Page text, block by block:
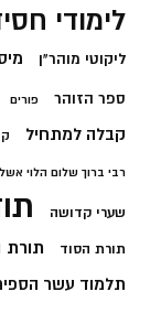
לימודי
ליקוטי מוהר"ן
ספר הזוהר פורים
קבלה למתחיל
רבי ברוך שלום הלוי
שערי קדושה
תורת הסוד תורת
תלמוד עשר